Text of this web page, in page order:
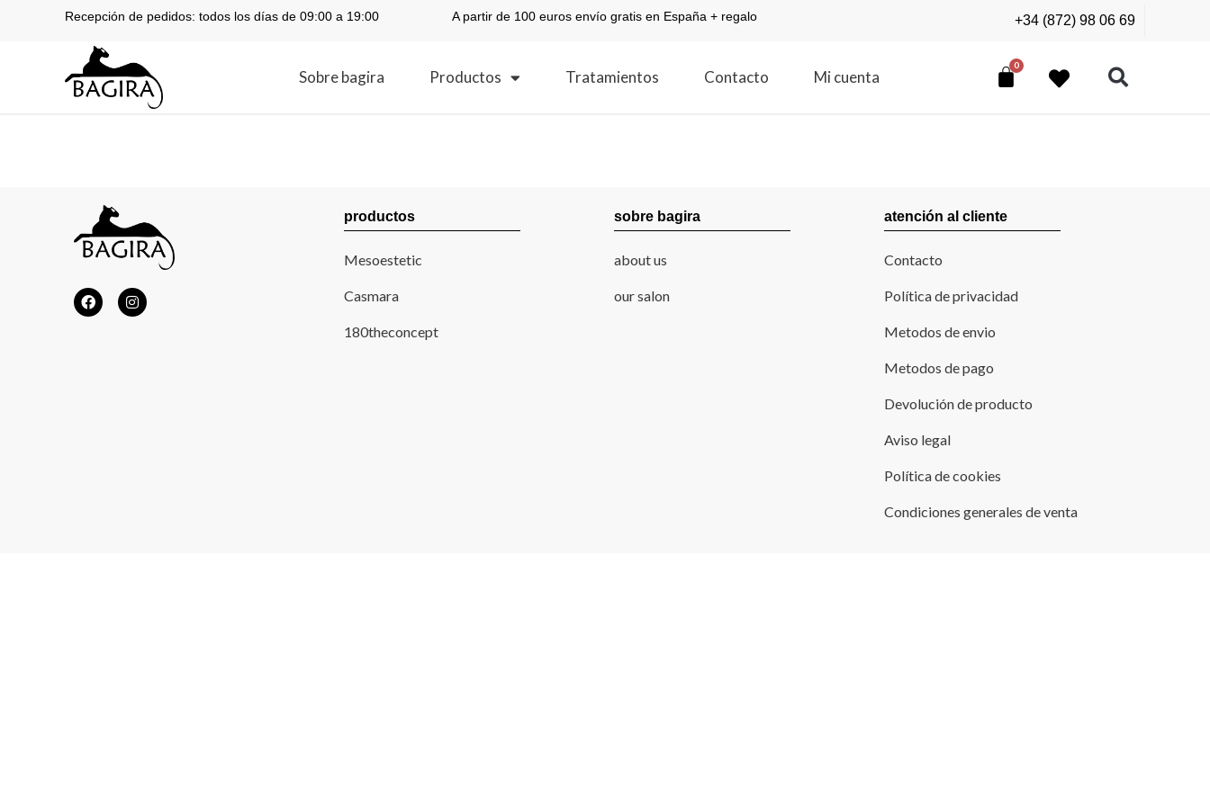
Recepción de pedidos: todos los días de 09:00 a 19:00 A partir de 100 euros envío gratis en España + regalo +34 (872) 98 06 69
Sobre bagira Productos Tratamientos Contacto Mi cuenta
productos
Mesoestetic
Casmara
180theconcept
sobre bagira
about us
our salon
atención al cliente
Contacto
Política de privacidad
Metodos de envio
Metodos de pago
Devolución de producto
Aviso legal
Política de cookies
Condiciones generales de venta